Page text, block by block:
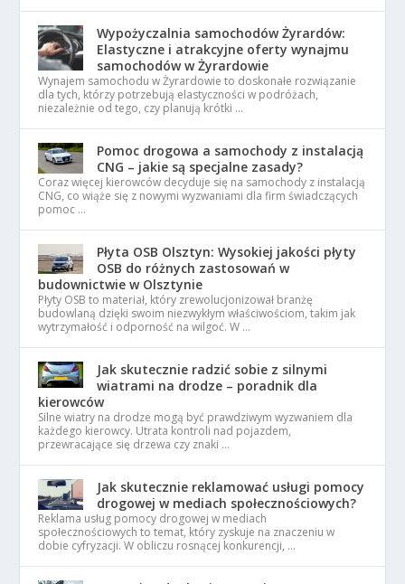
Wypożyczalnia samochodów Żyrardów:
Elastyczne i atrakcyjne oferty wynajmu
samochodów w Żyrardowie
Wynajem samochodu w Żyrardowie to doskonałe rozwiązanie
dla tych, którzy potrzebują elastyczności w podróżach,
niezależnie od tego, czy planują krótki …
Pomoc drogowa a samochody z instalacją
CNG – jakie są specjalne zasady?
Coraz więcej kierowców decyduje się na samochody z instalacją
CNG, co wiąże się z nowymi wyzwaniami dla firm świadczących
pomoc …
Płyta OSB Olsztyn: Wysokiej jakości płyty
OSB do różnych zastosowań w
budownictwie w Olsztynie
Płyty OSB to materiał, który zrewolucjonizował branżę
budowlaną dzięki swoim niezwykłym właściwościom, takim jak
wytrzymałość i odporność na wilgoć. W …
Jak skutecznie radzić sobie z silnymi
wiatrami na drodze – poradnik dla
kierowców
Silne wiatry na drodze mogą być prawdziwym wyzwaniem dla
każdego kierowcy. Utrata kontroli nad pojazdem,
przewracające się drzewa czy znaki …
Jak skutecznie reklamować usługi pomocy
drogowej w mediach społecznościowych?
Reklama usług pomocy drogowej w mediach
społecznościowych to temat, który zyskuje na znaczeniu w
dobie cyfryzacji. W obliczu rosnącej konkurencji, …